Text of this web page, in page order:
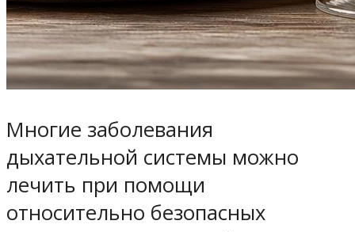
Многие заболевания
дыхательной системы можно
лечить при помощи
относительно безопасных